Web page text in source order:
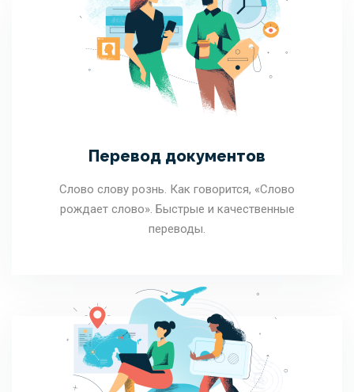
Перевод документов
Слово слову рознь. Как говорится, «Слово
рождает слово». Быстрые и качественные
переводы.